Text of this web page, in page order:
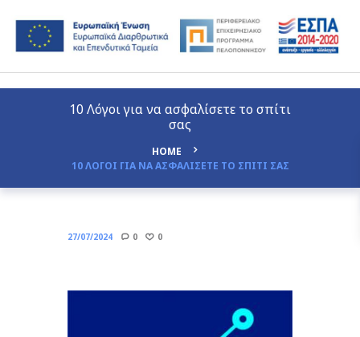
10 Λόγοι για να ασφαλίσετε το σπίτι
σας
HOME
10 ΛΟΓΟΙ ΓΙΑ ΝΑ ΑΣΦΑΛΙΣΕΤΕ ΤΟ ΣΠΙΤΙ ΣΑΣ
27/07/2024 0 0